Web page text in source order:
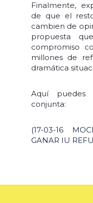
Finalmente,
de que el
cambien de
propuesta
compromiso
millones de
dramática
Aquí
conjunta:
(17-03-16
GANAR IU